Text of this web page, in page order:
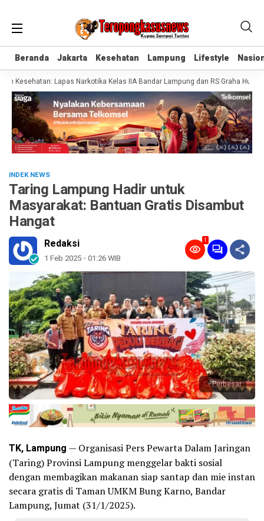
Beranda Jakarta Kesehatan Lampung Lifestyle
Beranda Jakarta Kesehatan Lampung Lifestyle
Kesehatan: Lapas Narkotika Kelas IIA Bandar Lampung dan RS Graha
INDEK NEWS
Taring Lampung Hadir untuk
Masyarakat: Bantuan Gratis Disambut
Hangat
Redaksi
1 Feb 2025 - 01:26 WIB
1
Perbesar
TK, Lampung — Organisasi Pers Pewarta Dalam Jaringan
(Taring) Provinsi Lampung menggelar bakti sosial
dengan membagikan makanan siap santap dan mie instan
secara gratis di Taman UMKM Bung Karno, Bandar
Lampung, Jumat (31/1/2025).